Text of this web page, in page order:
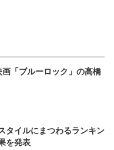
「ブルーロック」の高橋
タイルにまつわるランキン
を発表